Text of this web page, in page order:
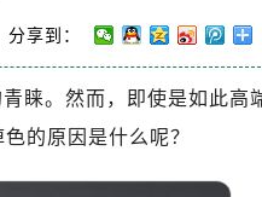
分享到：
睐。然而，即使是如此高
的原因是什么呢？